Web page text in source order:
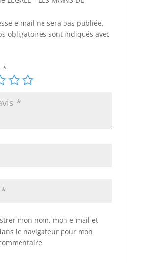
e-mail ne sera pas publiée.
obligatoires sont indiqués avec
*
mon nom, mon e-mail et
le navigateur pour mon